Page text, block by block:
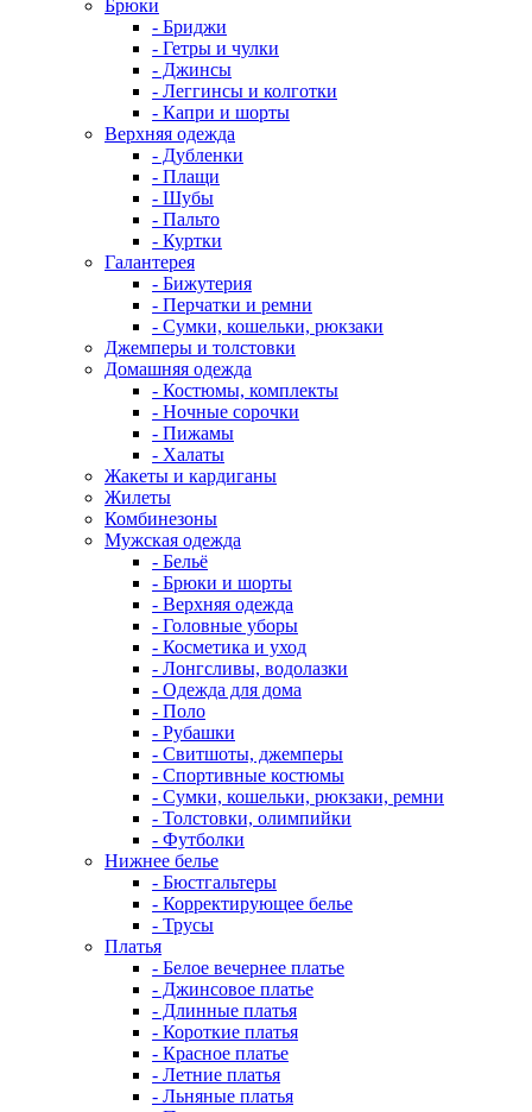
Брюки
- Бриджи
- Гетры и чулки
- Джинсы
- Леггинсы и колготки
- Капри и шорты
Верхняя одежда
- Дубленки
- Плащи
- Шубы
- Пальто
- Куртки
Галантерея
- Бижутерия
- Перчатки и ремни
- Сумки, кошельки, рюкзаки
Джемперы и толстовки
Домашняя одежда
- Костюмы, комплекты
- Ночные сорочки
- Пижамы
- Халаты
Жакеты и кардиганы
Жилеты
Комбинезоны
Мужская одежда
- Бельё
- Брюки и шорты
- Верхняя одежда
- Головные уборы
- Косметика и уход
- Лонгсливы, водолазки
- Одежда для дома
- Поло
- Рубашки
- Свитшоты, джемперы
- Спортивные костюмы
- Сумки, кошельки, рюкзаки, ремни
- Толстовки, олимпийки
- Футболки
Нижнее белье
- Бюстгальтеры
- Корректирующее белье
- Трусы
Платья
- Белое вечернее платье
- Джинсовое платье
- Длинные платья
- Короткие платья
- Красное платье
- Летние платья
- Льняные платья